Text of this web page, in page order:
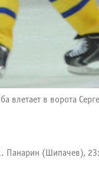
влетает в ворота
Панарин (Шипачев),